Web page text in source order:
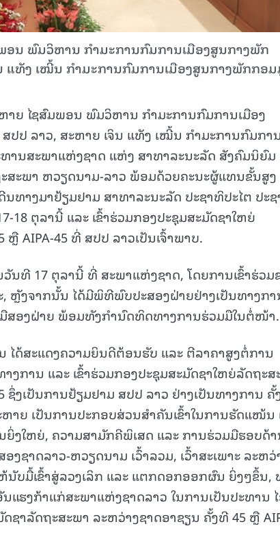
ອນ ພົມ​ວິ​ຫານ ກຳ​ມະ​ການ​ກົມ​ການ​ເມືອງ​ສູນ​ກາງ​ພັກ
ແທັງ ເໝີ້ນ ກຳ​ມະ​ການ​ກົມ​ການ​ເມືອງ​ສູນ​ກາງ​ພັກກອ
າຍ ໄຊສົມພອນ ພົມວິຫານ ກຳມະການກົມການເມືອງ
ປ ລາວ, ສະຫາຍ ເຈິນ ແທັງ ເໝີ້ນ ກຳມະການກົມການ
ນສະພາແຫ່ງຊາດ ແຫ່ງ ສາທາລະນະລັດ ສັງຄົມນິຍົມ
ະພາ ຫວຽດນາມ-ລາວ ພ້ອມດ້ວຍຄະນະຜູ້ແທນຂັ້ນສູງ
ທາງມາຢ້ຽມຢາມ ສາທາລະນະລັດ ປະຊາທິປະໄຕ ປະຊ
18 ຕຸລານີ້ ແລະ ເຂົ້າຮ່ວມກອງປະຊຸມສະມັດຊາໃຫຍ່
AIPA-45 ທີ່ ສປປ ລາວເປັນເຈົ້າພາບ.
ນທີ 17 ຕຸລານີ້ ທີ່ ສະພາແຫ່ງຊາດ, ໂດຍການເຂົ້າຮ່ວມ
ຫຼັງຈາກນັ້ນ ໄດ້ມີພິທີພົບປະສອງຝ່າຍຢ່າງເປັນທາງກາ
ອງຝ່າຍ ພ້ອມທັງກໍານົດທິດທາງການຮ່ວມມືໃນຕໍ່ໜ້າ.
ດ້ສະແດງຄວາມຍິນດີຕ້ອນຮັບ ແລະ ຕີລາຄາສູງຕໍ່ການ
ງການ ແລະ ເຂົ້າຮ່ວມກອງປະຊຸມສະມັດຊາໃຫຍ່ລັດຖະສ
ຊຶ່ງເປັນການຢ້ຽມຢາມ ສປປ ລາວ ຢ່າງເປັນທາງການ ຄັ້
າຍ ເປັນການປະກອບສ່ວນສໍາຄັນເຂົ້າໃນການຮັດແໜ້ນ
ໃຫຍ່, ຄວາມສາມັກຄີພິເສດ ແລະ ການຮ່ວມມືຮອບດ້
ຊາດລາວ-ຫວຽດນາມ ເວົ້າລວມ, ເວົ້າສະເພາະ ລະຫວ່
ບມື້ເຂົ້າສູ່ລວງເລິກ ແລະ ແຕກດອກອອກຜົນ ຍິ່ງໆຂຶ້ນ,
ຮງກ້າແກ່ສະພາແຫ່ງຊາດລາວ ໃນການເປັນປະທານ
ຊາລັດຖະສະພາ ລະຫວ່າງຊາດອາຊຽນ ຄັ້ງທີ 45 ຫຼື
15.039(06-08-